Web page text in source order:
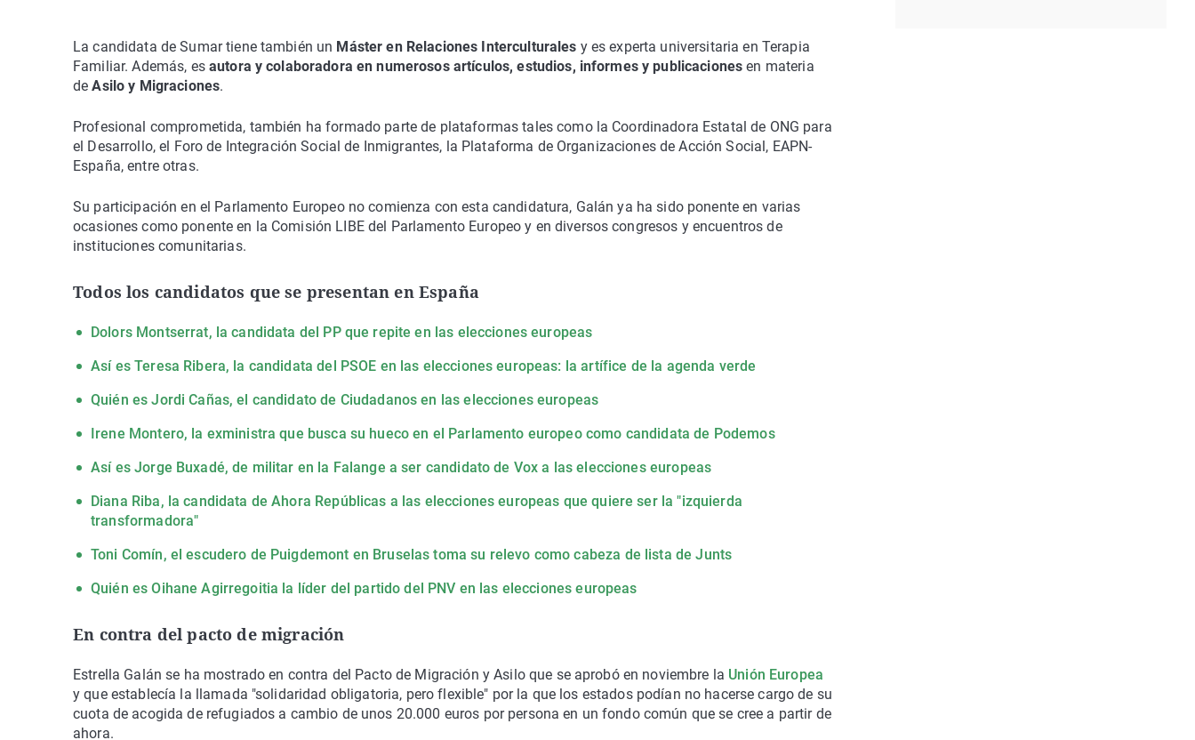
La candidata de Sumar tiene también un Máster en Relaciones Interculturales y es experta universitaria en Terapia
Familiar. Además, esautora y colaboradora en numerosos artículos, estudios, informes y publicaciones en materia
deAsilo y Migraciones.
Profesional comprometida, también ha formado parte de plataformas tales como la Coordinadora Estatal de ONG para
el Desarrollo, el Foro de Integración Social de Inmigrantes, la Plataforma de Organizaciones de Acción Social, EAPN-
España, entre otras.
Su participación en el Parlamento Europeo no comienza con esta candidatura, Galán ya ha sido ponente en varias
ocasiones como ponente en la Comisión LIBE del Parlamento Europeo y en diversos congresos y encuentros de
instituciones comunitarias.
Todos los candidatos que se presentan en España
Dolors Montserrat, la candidata del PP que repite en las elecciones europeas
Así es Teresa Ribera, la candidata del PSOE en las elecciones europeas: la artífice de la agenda verde
Quién es Jordi Cañas, el candidato de Ciudadanos en las elecciones europeas
Irene Montero, la exministra que busca su hueco en el Parlamento europeo como candidata de Podemos
Así es Jorge Buxadé, de militar en la Falange a ser candidato de Vox a las elecciones europeas
Diana Riba, la candidata de Ahora Repúblicas a las elecciones europeas que quiere ser la "izquierda
transformadora"
Toni Comín, el escudero de Puigdemont en Bruselas toma su relevo como cabeza de lista de Junts
Quién es Oihane Agirregoitia la líder del partido del PNV en las elecciones europeas
En contra del pacto de migración
Estrella Galán se ha mostrado en contra del Pacto de Migración y Asilo que se aprobó en noviembre la Unión Europea
y que establecía la llamada "solidaridad obligatoria, pero flexible" por la que los estados podían no hacerse cargo de su
cuota de acogida de refugiados a cambio de unos 20.000 euros por persona en un fondo común que se cree a partir de
ahora.